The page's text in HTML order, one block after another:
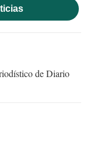
de Diario